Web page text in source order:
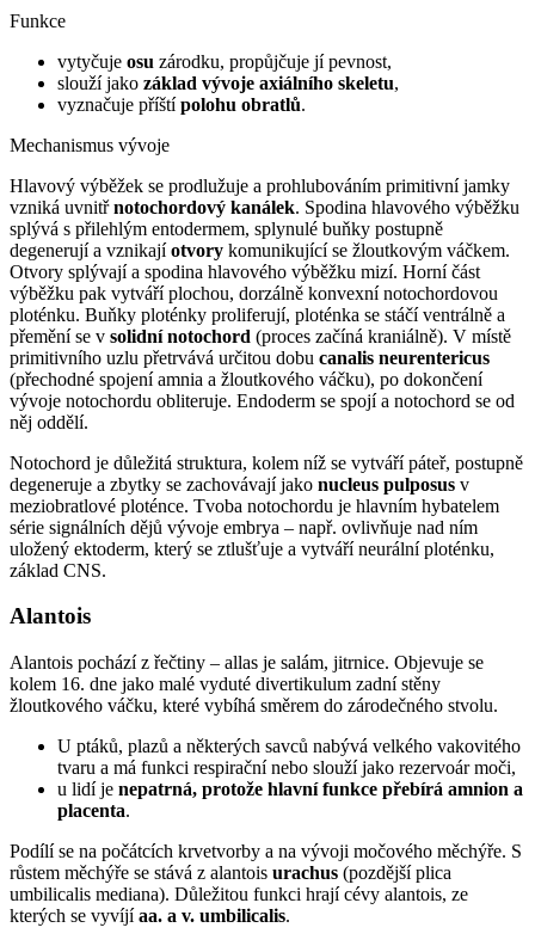
Funkce
vytyčuje osu zárodku, propůjčuje jí pevnost,
slouží jako základ vývoje axiálního skeletu,
vyznačuje příštípolohu obratlů.
Mechanismus vývoje
Hlavový výběžek se prodlužuje a prohlubováním primitivní jamky
vzniká uvnitřnotochordový kanálek. Spodina hlavového výběžku
splývá s přilehlým entodermem, splynulé buňky postupně
degenerují a vznikajíotvory komunikující se žloutkovým váčkem.
Otvory splývají a spodina hlavového výběžku mizí. Horní část
výběžku pak vytváří plochou, dorzálně konvexní notochordovou
ploténku. Buňky ploténky proliferují, ploténka se stáčí ventrálně a
přemění se v solidní notochord (proces začíná kraniálně). V místě
primitivního uzlu přetrvává určitou dobu canalis neurentericus
(přechodné spojení amnia a žloutkového váčku), po dokončení
vývoje notochordu obliteruje. Endoderm se spojí a notochord se od
něj oddělí.
Notochord je důležitá struktura, kolem níž se vytváří páteř, postupně
degeneruje a zbytky se zachovávají jako nucleus pulposus v
meziobratlové ploténce. Tvoba notochordu je hlavním hybatelem
série signálních dějů vývoje embrya – např. ovlivňuje nad ním
uložený ektoderm, který se ztlušťuje a vytváří neurální ploténku,
základ CNS.
Alantois
Alantois pochází z řečtiny – allas je salám, jitrnice. Objevuje se
kolem 16. dne jako malé vyduté divertikulum zadní stěny
žloutkového váčku, které vybíhá směrem do zárodečného stvolu.
U ptáků, plazů a některých savců nabývá velkého vakovitého
tvaru a má funkci respirační nebo slouží jako rezervoár moči,
u lidí je nepatrná, protože hlavní funkce přebírá amnion a
placenta.
Podílí se na počátcích krvetvorby a na vývoji močového měchýře. S
růstem měchýře se stává z alantois urachus (pozdější plica
umbilicalis mediana). Důležitou funkci hrají cévy alantois, ze
kterých se vyvíjíaa. a v. umbilicalis.